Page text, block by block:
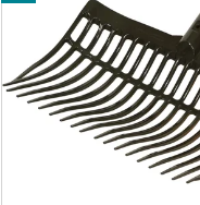
ý
s